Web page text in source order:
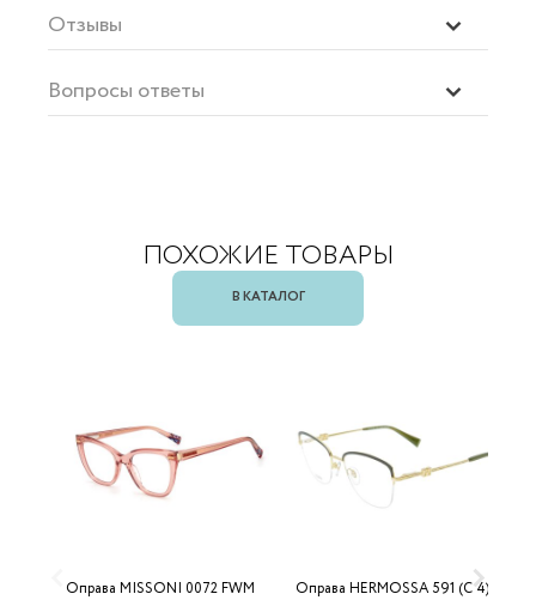
Отзывы
Вопросы ответы
ПОХОЖИЕ ТОВАРЫ
В КАТАЛОГ
Оправа MISSONI 0072 FWM Оправа HERMOSSA 591 (C 4)